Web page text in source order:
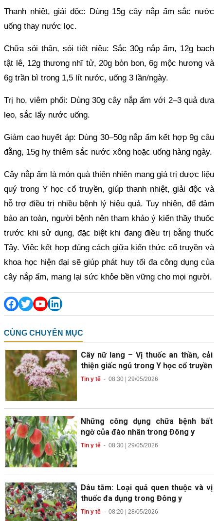
Thanh nhiệt, giải độc: Dùng 15g cây nắp ấm sắc nước
uống thay nước lọc.
Chữa sỏi thận, sỏi tiết niệu: Sắc 30g nắp ấm, 12g bạch
tật lê, 12g thương nhĩ tử, 20g bòn bon, 6g mộc hương và
6g trần bì trong 1,5 lít nước, uống 3 lần/ngày.
Trị ho, viêm phổi: Dùng 30g cây nắp ấm với 2–3 quả dưa
leo, sắc lấy nước uống.
Giảm cao huyết áp: Dùng 30–50g nắp ấm kết hợp 9g câu
đằng, 15g hy thiêm sắc nước xông hoặc uống hàng ngày.
Cây nắp ấm là món quà thiên nhiên mang giá trị dược liệu
quý trong Y học cổ truyền, giúp thanh nhiệt, giải độc và
hỗ trợ điều trị nhiều bệnh lý hiệu quả. Tuy nhiên, để đảm
bảo an toàn, người bệnh nên tham khảo ý kiến thầy thuốc
trước khi sử dụng, đặc biệt khi đang điều trị bằng thuốc
Tây. Việc kết hợp đúng cách giữa kiến thức cổ truyền và
khoa học hiện đại sẽ giúp phát huy tối đa công dụng của
cây nắp ấm, mang lại sức khỏe bền vững cho mọi người.
CÙNG CHUYÊN MỤC
Cây nữ lang – Vị thuốc an thần, cải
thiện giấc ngủ trong Y học cổ truyền
Tin y tế- 08:30 | 29/05/2026
Những công dụng chữa bệnh bất
ngờ của đào nhân trong Đông y
Tin y tế- 08:30 | 29/05/2026
Dâu tằm: Loại quả quen thuộc và vị
thuốc đa dụng trong Đông y
Tin y tế- 08:20 | 28/05/2026